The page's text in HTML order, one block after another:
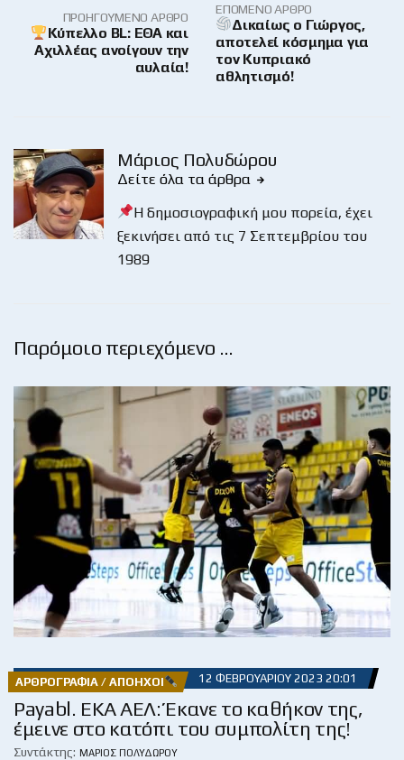
ΠΡΟΗΓΟΎΜΕΝΟ ΆΡΘΡΟ
Κύπελλο BL: ΕΘΑ και
Αχιλλέας ανοίγουν την
αυλαία!
ΕΠΌΜΕΝΟ ΆΡΘΡΟ
Δικαίως ο Γιώργος,
αποτελεί κόσμημα για
τον Κυπριακό
αθλητισμό!
Μάριος Πολυδώρου
Δείτε όλα τα άρθρα
Η δημοσιογραφική μου πορεία, έχει
ξεκινήσει από τις 7 Σεπτεμβρίου του
1989
Παρόμοιο περιεχόμενο …
ΑΡΘΡΟΓΡΑΦΊΑ / ΑΠΌΗΧΟΙ 12 ΦΕΒΡΟΥΑΡΊΟΥ 2023 20:01
Payabl. EKA ΑΕΛ: Έκανε το καθήκον της,
έμεινε στο κατόπι του συμπολίτη της!
Συντάκτης: ΜΆΡΙΟΣ ΠΟΛΥΔΏΡΟΥ